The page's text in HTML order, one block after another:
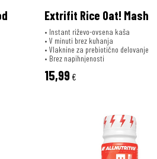
Extrifit Rice Oat! Mash
• Instant riževo-ovsena kaša
• V minuti brez kuhanja
• Vlaknine za prebiotično delovanje
• Brez napihnjenosti
15,99€